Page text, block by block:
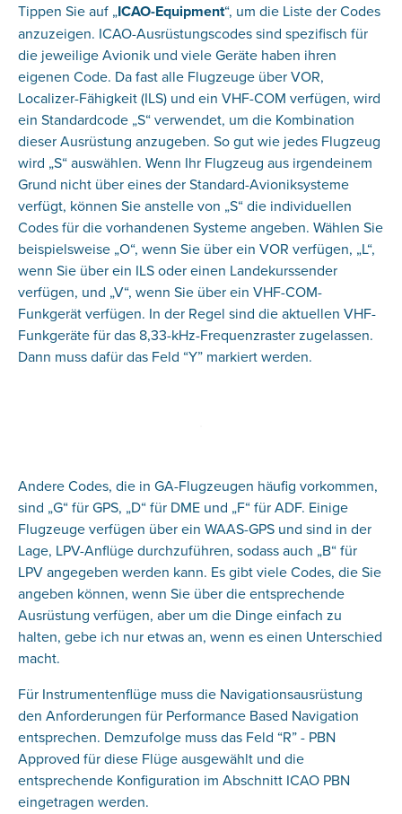
Tippen Sie auf „ICAO-Equipment“, um die Liste der Codes
anzuzeigen. ICAO-Ausrüstungscodes sind spezifisch für
die jeweilige Avionik und viele Geräte haben ihren
eigenen Code. Da fast alle Flugzeuge über VOR,
Localizer-Fähigkeit (ILS) und ein VHF-COM verfügen, wird
ein Standardcode „S“ verwendet, um die Kombination
dieser Ausrüstung anzugeben. So gut wie jedes Flugzeug
wird „S“ auswählen. Wenn Ihr Flugzeug aus irgendeinem
Grund nicht über eines der Standard-Avioniksysteme
verfügt, können Sie anstelle von „S“ die individuellen
Codes für die vorhandenen Systeme angeben. Wählen Sie
beispielsweise „O“, wenn Sie über ein VOR verfügen, „L“,
wenn Sie über ein ILS oder einen Landekurssender
verfügen, und „V“, wenn Sie über ein VHF-COM-
Funkgerät verfügen. In der Regel sind die aktuellen VHF-
Funkgeräte für das 8,33-kHz-Frequenzraster zugelassen.
Dann muss dafür das Feld “Y” markiert werden.
Andere Codes, die in GA-Flugzeugen häufig vorkommen,
sind „G“ für GPS, „D“ für DME und „F“ für ADF. Einige
Flugzeuge verfügen über ein WAAS-GPS und sind in der
Lage, LPV-Anflüge durchzuführen, sodass auch „B“ für
LPV angegeben werden kann. Es gibt viele Codes, die Sie
angeben können, wenn Sie über die entsprechende
Ausrüstung verfügen, aber um die Dinge einfach zu
halten, gebe ich nur etwas an, wenn es einen Unterschied
macht.
Für Instrumentenflüge muss die Navigationsausrüstung
den Anforderungen für Performance Based Navigation
entsprechen. Demzufolge muss das Feld “R” - PBN
Approved für diese Flüge ausgewählt und die
entsprechende Konfiguration im Abschnitt ICAO PBN
eingetragen werden.